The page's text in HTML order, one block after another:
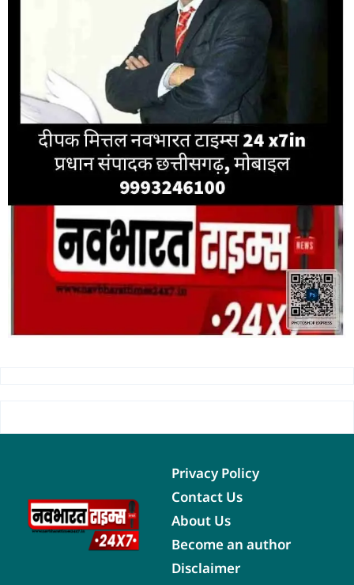
Privacy Policy
Contact Us
About Us
Become an author
Disclaimer